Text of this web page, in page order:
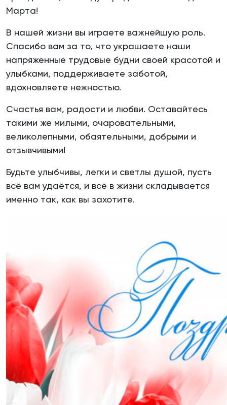
Марта!
В нашей жизни вы играете важнейшую роль.
Спасибо вам за то, что украшаете наши
напряженные трудовые будни своей красотой и
улыбками, поддерживаете заботой,
вдохновляете нежностью.
Счастья вам, радости и любви. Оставайтесь
такими же милыми, очаровательными,
великолепными, обаятельными, добрыми и
отзывчивыми!
Будьте улыбчивы, легки и светлы душой, пусть
всё вам удаётся, и всё в жизни складывается
именно так, как вы захотите.